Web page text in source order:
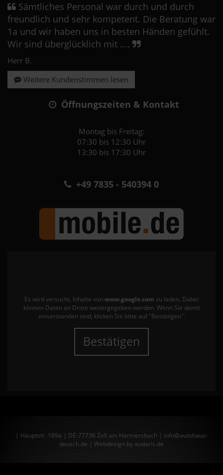
Sämtliches Personal war durch und durch
freundlich und sehr kompetent. Die Beratung war
1a und wir haben uns in besten Händen gefühlt.
Wir sind überglücklich mit ....
Herr B.
Weitere Kundenstimmen lesen
Öffnungszeiten & Kontakt
Montag bis Freitag:
07:30 bis 12:30 Uhr
13:30 bis 17:30 Uhr
+49 7835 - 540394 0
Es wird versucht, Inhalte von www.google.com zu laden. Dabei
können Daten an Dritte weitergegeben werden. Wenn Sie damit
einverstanden sind, klicken Sie bitte auf "Bestätigen".
Bestätigen
| Hauptstr. 189a | DE-77736 Zell am Harmersbach | info@autohaus-
deusch.de | Webdesign by audaris.de